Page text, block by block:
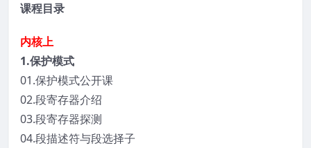
课程目录
内核上
1.保护模式
01.保护模式公开课
02.段寄存器介绍
03.段寄存器探测
04.段描述符与段选择子